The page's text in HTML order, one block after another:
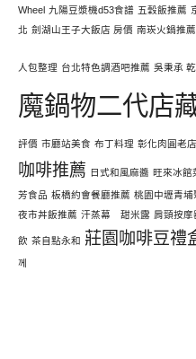
Wheel 九陽豆漿機d53食譜 五穀飯推薦
北 劍湖山王子大飯店 房價 南崁火鍋推薦
人包整理 台北特色調酒吧推薦 吳秉承
魔鍋物二代店
評價 市廳站美食 布丁料理 彰化肉圓老店
咖啡推薦 日式和風麻醬 旺來冰館
芳食品 板橋約會餐廳推薦 桃園中壢青埔
夜市丼飯推薦 汗蒸幕 甜米露 肩頸按
飲 茶自點永和 莊園咖啡豆禮
께